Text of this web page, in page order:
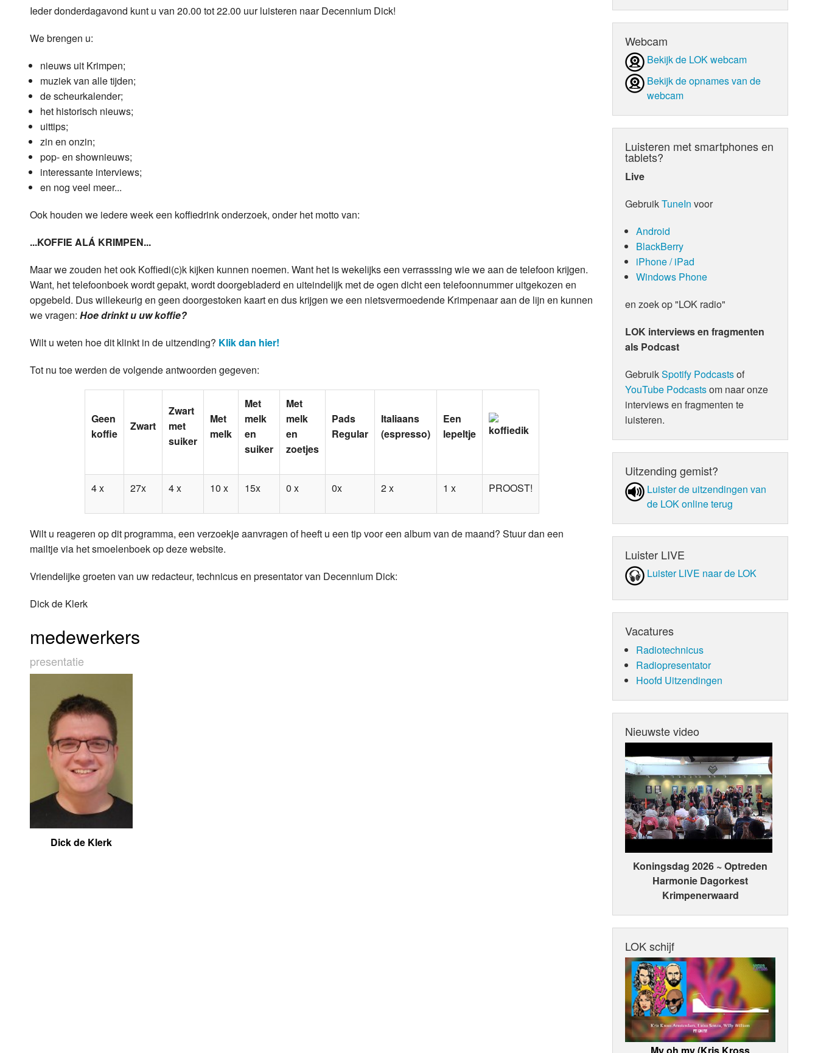
Oude LOK programma's
Ieder donderdagavond kunt u van 20.00 tot 22.00 uur luisteren naar Decennium Dick!
We brengen u:
nieuws uit Krimpen;
muziek van alle tijden;
de scheurkalender;
het historisch nieuws;
uittips;
zin en onzin;
pop- en shownieuws;
interessante interviews;
en nog veel meer...
Ook houden we iedere week een koffiedrink onderzoek, onder het motto van:
...KOFFIE ALÁ KRIMPEN...
Maar we zouden het ook Koffiedi(c)k kijken kunnen noemen. Want het is wekelijks een verrasssing wie we aan de telefoon krijgen.
Want, het telefoonboek wordt gepakt, wordt doorgebladerd en uiteindelijk met de ogen dicht een telefoonnummer uitgekozen en
opgebeld. Dus willekeurig en geen doorgestoken kaart en dus krijgen we een nietsvermoedende Krimpenaar aan de lijn en kunnen
we vragen: Hoe drinkt u uw koffie?
Wilt u weten hoe dit klinkt in de uitzending? Klik dan hier!
Tot nu toe werden de volgende antwoorden gegeven:
Geen
koffie
Zwart
Zwart
met
suiker
Met
melk
Met
melk
en
suiker
Met
melk
en
zoetjes
Pads
Regular
Italiaans
(espresso)
Een
lepeltje
4 x 27x 4 x 10 x 15x 0 x 0x 2 x 1 x PROOST!
Wilt u reageren op dit programma, een verzoekje aanvragen of heeft u een tip voor een album van de maand? Stuur dan een
mailtje via het smoelenboek op deze website.
Vriendelijke groeten van uw redacteur, technicus en presentator van Decennium Dick:
Dick de Klerk
medewerkers
presentatie
Dick de Klerk
Webcam
Bekijk de LOK webcam
Bekijk de opnames van de
webcam
Luisteren met smartphones en
tablets?
Live
GebruikTuneIn voor
Android
BlackBerry
iPhone / iPad
Windows Phone
en zoek op "LOK radio"
LOK interviews en fragmenten
als Podcast
GebruikSpotify Podcastsof
YouTube Podcastsom naar onze
interviews en fragmenten te
luisteren.
Uitzending gemist?
Luister de uit­zen­din­gen van
de LOK online terug
Luister LIVE
Luister LIVE naar de LOK
Vacatures
Radiotechnicus
Radiopresentator
Hoofd Uitzendingen
Nieuwste video
Koningsdag 2026 ~ Optreden
Harmonie Dagorkest
Krimpenerwaard
LOK schijf
My oh my (Kris Kross